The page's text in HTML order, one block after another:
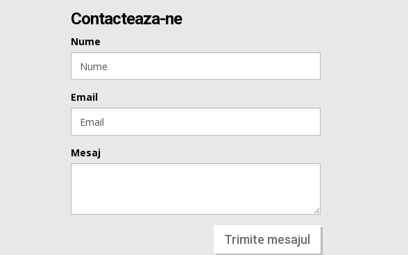
Contacteaza-ne
Nume
Email
Mesaj
Trimite mesajul